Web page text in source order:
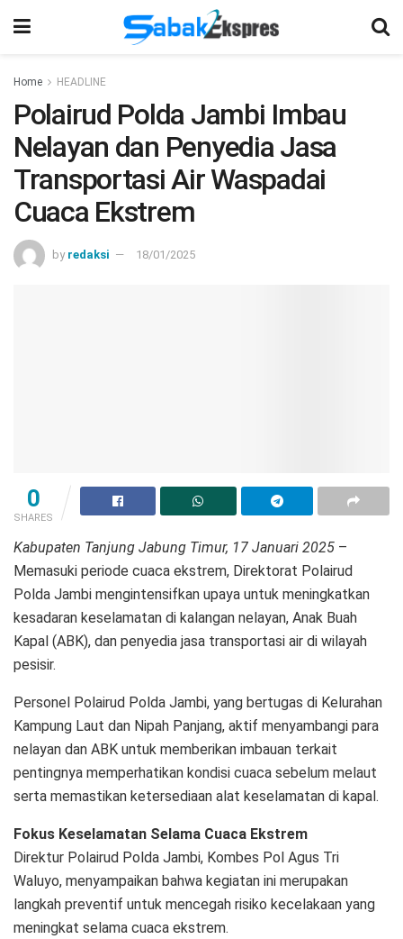
Home HEADLINE
Polairud Polda Jambi Imbau
Nelayan dan Penyedia Jasa
Transportasi Air Waspadai
Cuaca Ekstrem
by redaksi 18/01/2025
0
SHARES
Kabupaten Tanjung Jabung Timur, 17 Januari 2025 –
Memasuki periode cuaca ekstrem, Direktorat Polairud
Polda Jambi mengintensifkan upaya untuk meningkatkan
kesadaran keselamatan di kalangan nelayan, Anak Buah
Kapal (ABK), dan penyedia jasa transportasi air di wilayah
pesisir.
Personel Polairud Polda Jambi, yang bertugas di Kelurahan
Kampung Laut dan Nipah Panjang, aktif menyambangi para
nelayan dan ABK untuk memberikan imbauan terkait
pentingnya memperhatikan kondisi cuaca sebelum melaut
serta memastikan ketersediaan alat keselamatan di kapal.
Fokus Keselamatan Selama Cuaca Ekstrem
Direktur Polairud Polda Jambi, Kombes Pol Agus Tri
Waluyo, menyampaikan bahwa kegiatan ini merupakan
langkah preventif untuk mencegah risiko kecelakaan yang
meningkat selama cuaca ekstrem.